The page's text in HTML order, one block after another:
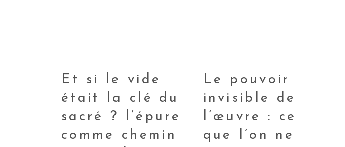
Et si le vide
était la clé du
sacré ? l’épure
comme chemin
Le pouvoir
invisible de
l’œuvre : ce
que l’on ne